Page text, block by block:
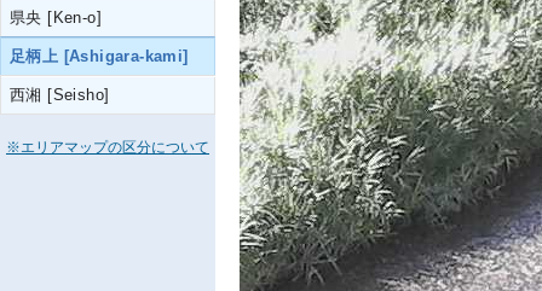
県央 [Ken-o]
足柄上 [Ashigara-kami]
西湘 [Seisho]
※エリアマップの区分について